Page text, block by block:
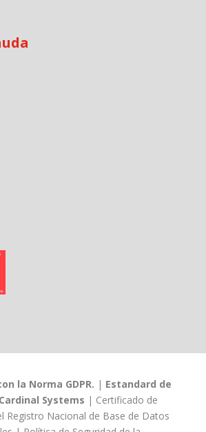
la Norma GDPR. | Estandard de
Systems | Certificado de
Registro Nacional de Base de Datos